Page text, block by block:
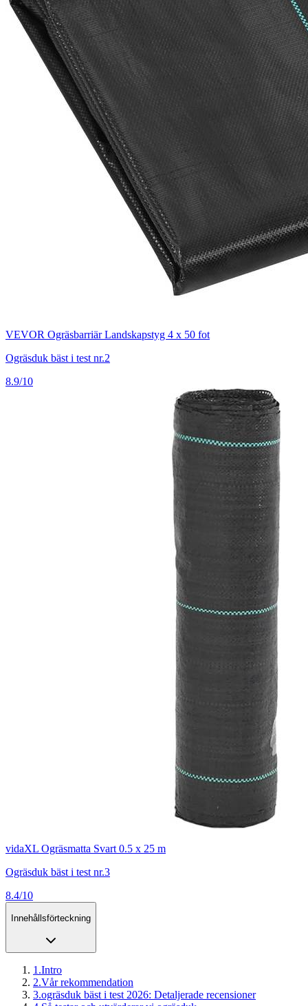
VEVOR Ogräsbarriär Landskapstyg 4 x 50 fot
Ogräsduk bäst i test nr.2
8.9/10
vidaXL Ogräsmatta Svart 0.5 x 25 m
Ogräsduk bäst i test nr.3
8.4/10
Innehållsförteckning
1 .Intro
2.Vår rekommendation
3.ogräsduk bäst i test 2026: Detaljerade recensioner